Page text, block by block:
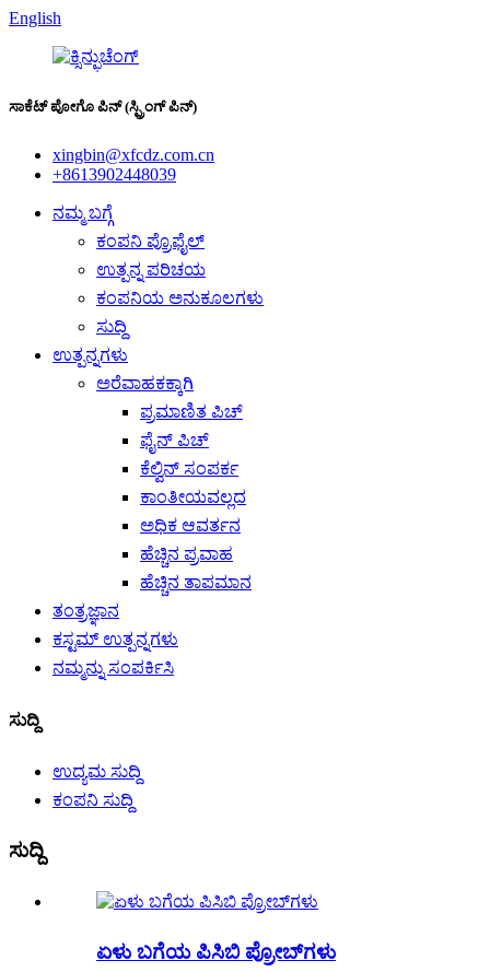
English
ಸಾಕೆಟ್ ಪೋಗೊ ಪಿನ್ (ಸ್ಪ್ರಿಂಗ್ ಪಿನ್)
xingbin@xfcdz.com.cn
+8613902448039
ನಮ್ಮ ಬಗ್ಗೆ
ಕಂಪನಿ ಪ್ರೊಫೈಲ್
ಉತ್ಪನ್ನ ಪರಿಚಯ
ಕಂಪನಿಯ ಅನುಕೂಲಗಳು
ಸುದ್ದಿ
ಉತ್ಪನ್ನಗಳು
ಅರೆವಾಹಕಕ್ಕಾಗಿ
ಪ್ರಮಾಣಿತ ಪಿಚ್
ಫೈನ್ ಪಿಚ್
ಕೆಲ್ವಿನ್ ಸಂಪರ್ಕ
ಕಾಂತೀಯವಲ್ಲದ
ಅಧಿಕ ಆವರ್ತನ
ಹೆಚ್ಚಿನ ಪ್ರವಾಹ
ಹೆಚ್ಚಿನ ತಾಪಮಾನ
ತಂತ್ರಜ್ಞಾನ
ಕಸ್ಟಮ್ ಉತ್ಪನ್ನಗಳು
ನಮ್ಮನ್ನು ಸಂಪರ್ಕಿಸಿ
ಸುದ್ದಿ
ಉದ್ಯಮ ಸುದ್ದಿ
ಕಂಪನಿ ಸುದ್ದಿ
ಸುದ್ದಿ
ಏಳು ಬಗೆಯ ಪಿಸಿಬಿ ಪ್ರೋಬ್‌ಗಳು